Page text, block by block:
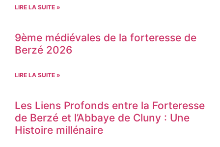
LIRE LA SUITE »
9ème médiévales de la forteresse de
Berzé 2026
LIRE LA SUITE »
Les Liens Profonds entre la Forteresse
de Berzé et l’Abbaye de Cluny : Une
Histoire millénaire